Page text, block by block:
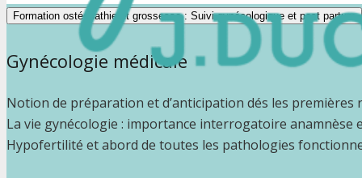
Formation ostéopathie et grossesse : Suivi gynécologique et post partum
Gynécologie médicale
Notion de préparation et d’anticipation dés les premières
La vie gynécologie : importance interrogatoire
Hypofertilité et abord de toutes les pathologies